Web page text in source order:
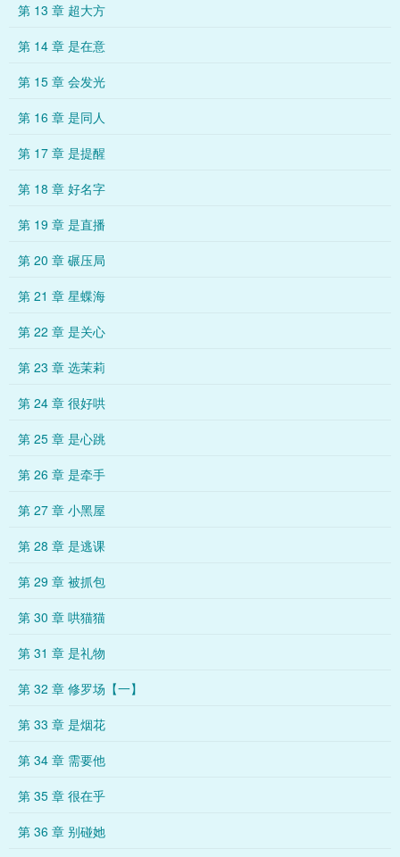
第 13 章 超大方
第 14 章 是在意
第 15 章 会发光
第 16 章 是同人
第 17 章 是提醒
第 18 章 好名字
第 19 章 是直播
第 20 章 碾压局
第 21 章 星蝶海
第 22 章 是关心
第 23 章 选茉莉
第 24 章 很好哄
第 25 章 是心跳
第 26 章 是牵手
第 27 章 小黑屋
第 28 章 是逃课
第 29 章 被抓包
第 30 章 哄猫猫
第 31 章 是礼物
第 32 章 修罗场【一】
第 33 章 是烟花
第 34 章 需要他
第 35 章 很在乎
第 36 章 别碰她